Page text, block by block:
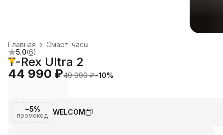
Смарт-часы
Главная ›
5.0(6)
T-Rex Ultra 2
44 990 ₽49 990 ₽−10%
−5%
промокод WELCOM